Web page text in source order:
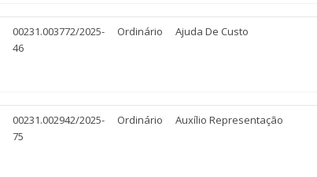
00231.003772/2025-
46
Ordinário Ajuda De Custo
00231.002942/2025-
75
Ordinário Auxílio Representação